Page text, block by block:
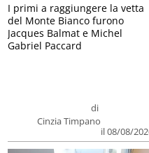
di
Cinzia Timpano
il 08/08/
I primi a raggiungere la vetta
del Monte Bianco furono
Jacques Balmat e Michel
Gabriel Paccard